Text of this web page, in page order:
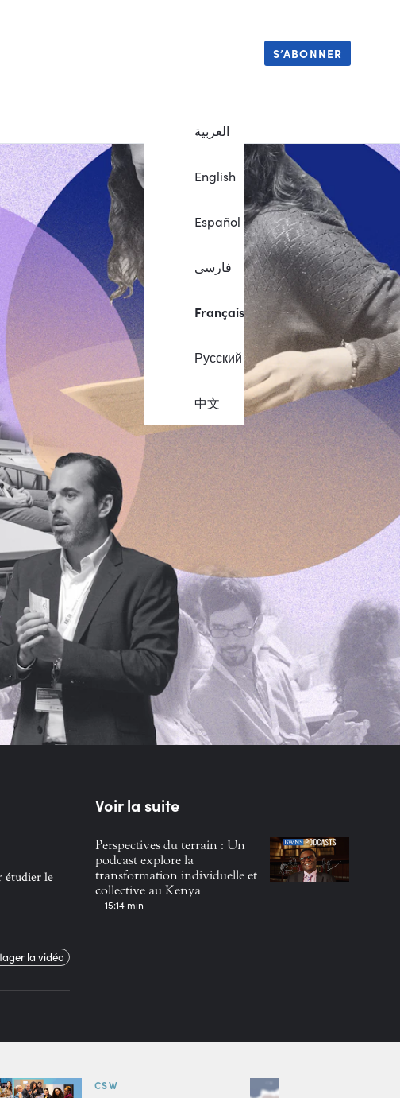
العربية
English
Español
فارسی
Français
Русский
中文
S’ABONNER
étudier le
la vidéo
Voir la suite
Perspectives du terrain : Un
podcast explore la
transformation individuelle et
collective au Kenya
15:14 min
CSW